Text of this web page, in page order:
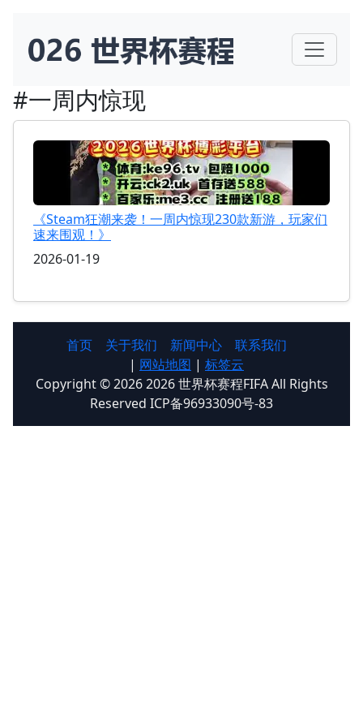
#一周内惊现
《Steam狂潮来袭！一周内惊现230款新游，玩家们
速来围观！》
2026-01-19
首页 关于我们 新闻中心
联系我们
| 网站地图 | 标签云
Copyright © 2026 2026 世界杯赛程FIFA All Rights
Reserved ICP备96933090号-83